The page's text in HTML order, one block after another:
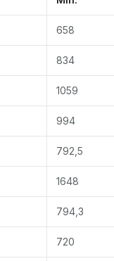
658
834
1059
994
792,5
1648
794,3
720